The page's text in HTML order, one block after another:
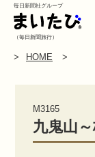
毎日新聞社グループ
（毎日新聞旅行）
HOME
M3165
九鬼山